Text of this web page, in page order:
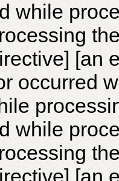
while
[an
occurred
while
[an